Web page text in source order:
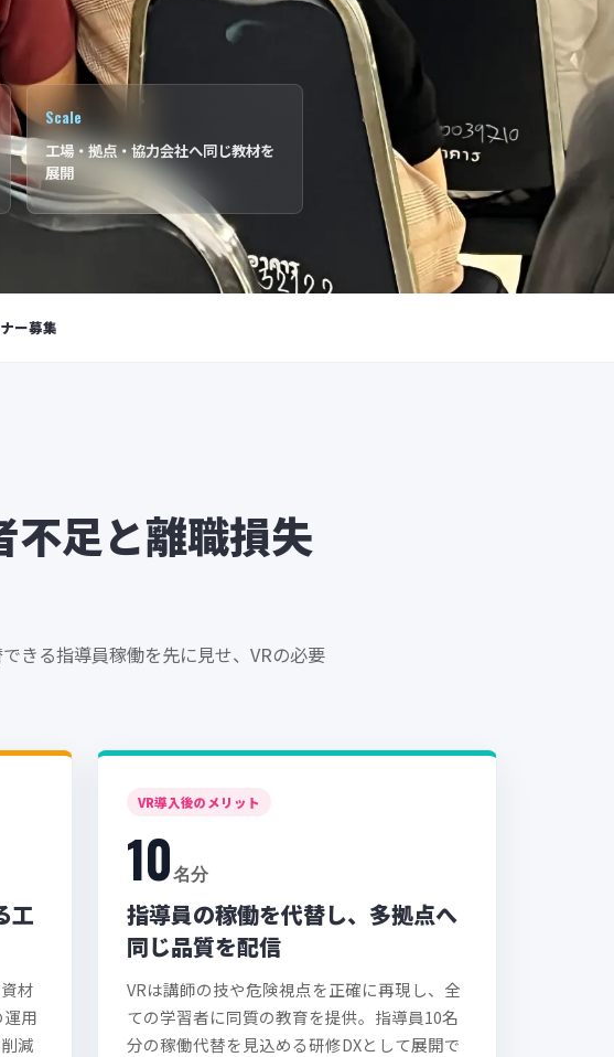
Scale
工場・拠点・協力会社へ同じ教材を
展開
ー募集
不足と離職損失
きる指導員稼働を先に見せ、VRの必要
工
材
用
減
VR導入後のメリット
10名分
指導員の稼働を代替し、多拠点へ
同じ品質を配信
VRは講師の技や危険視点を正確に再現し、全
ての学習者に同質の教育を提供。指導員10名
分の稼働代替を見込める研修DXとして展開で